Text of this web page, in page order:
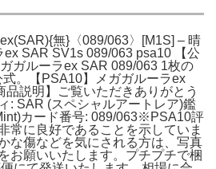
無}〈089/063〉[M1S] – 晴
SAR SV1s 089/063 psa10 【公
ガルーラex SAR 089/063 1枚の
。【PSA10】メガガルーラex
説明】ご覧いただきありがとう
: SAR (スペシャルアートレア)鑑
カード番号: 089/063※PSA10評
常に良好であることを示していま
な傷などを気にされる方は、写真
お願いいたします。プチプチで梱